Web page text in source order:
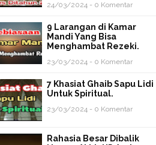
24/03/2024 - 0 Komentar
9 Larangan di Kamar
Mandi Yang Bisa
Menghambat Rezeki.
23/03/2024 - 0 Komentar
7 Khasiat Ghaib Sapu Lidi
Untuk Spiritual.
23/03/2024 - 0 Komentar
Rahasia Besar Dibalik